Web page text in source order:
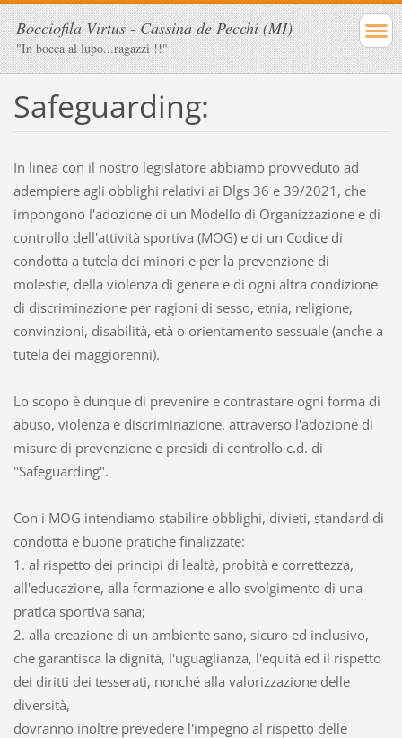
Bocciofila Virtus - Cassina de Pecchi (MI)
"In bocca al lupo...ragazzi !!"
Safeguarding:
In linea con il nostro legislatore abbiamo provveduto ad
adempiere agli obblighi relativi ai Dlgs 36 e 39/2021, che
impongono l'adozione di un Modello di Organizzazione e di
controllo dell'attività sportiva (MOG) e di un Codice di
condotta a tutela dei minori e per la prevenzione di
molestie, della violenza di genere e di ogni altra condizione
di discriminazione per ragioni di sesso, etnia, religione,
convinzioni, disabilità, età o orientamento sessuale (anche a
tutela dei maggiorenni).
Lo scopo è dunque di prevenire e contrastare ogni forma di
abuso, violenza e discriminazione, attraverso l'adozione di
misure di prevenzione e presidi di controllo c.d. di
"Safeguarding".
Con i MOG intendiamo stabilire obblighi, divieti, standard di
condotta e buone pratiche finalizzate:
1. al rispetto dei principi di lealtà, probità e correttezza,
all'educazione, alla formazione e allo svolgimento di una
pratica sportiva sana;
2. alla creazione di un ambiente sano, sicuro ed inclusivo,
che garantisca la dignità, l'uguaglianza, l'equità ed il rispetto
dei diritti dei tesserati, nonché alla valorizzazione delle
diversità,
dovranno inoltre prevedere l'impegno al rispetto delle